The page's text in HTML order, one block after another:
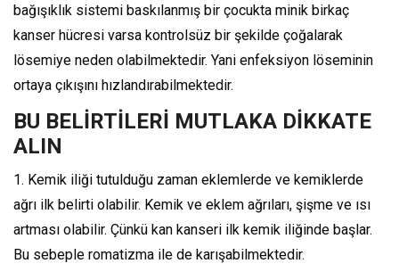
bağışıklık sistemi baskılanmış bir çocukta minik birkaç
kanser hücresi varsa kontrolsüz bir şekilde çoğalarak
lösemiye neden olabilmektedir. Yani enfeksiyon löseminin
ortaya çıkışını hızlandırabilmektedir.
BU BELİRTİLERİ MUTLAKA DİKKATE
ALIN
1. Kemik iliği tutulduğu zaman eklemlerde ve kemiklerde
ağrı ilk belirti olabilir. Kemik ve eklem ağrıları, şişme ve ısı
artması olabilir. Çünkü kan kanseri ilk kemik iliğinde başlar.
Bu sebeple romatizma ile de karışabilmektedir.